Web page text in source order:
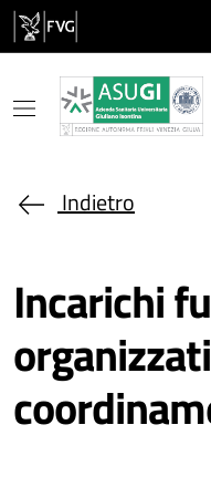
Salta al contenuto principale
Indietro
Incarichi